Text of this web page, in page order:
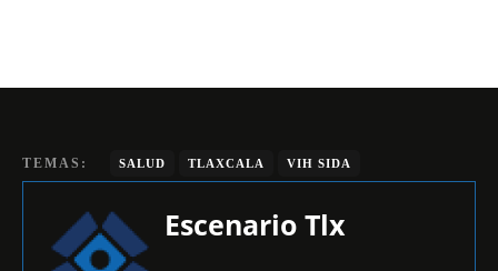
TEMAS: SALUD TLAXCALA VIH SIDA
Escenario Tlx